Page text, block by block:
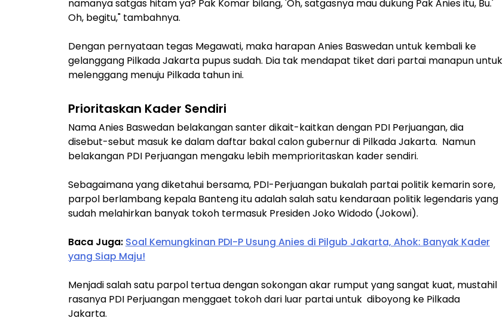
namanya satgas hitam ya? Pak Komar bilang, 'Oh, satgasnya mau dukung Pak Anies itu, Bu.'
Oh, begitu," tambahnya.
Dengan pernyataan tegas Megawati, maka harapan Anies Baswedan untuk kembali ke
gelanggang Pilkada Jakarta pupus sudah. Dia tak mendapat tiket dari partai manapun untuk
melenggang menuju Pilkada tahun ini.
Prioritaskan Kader Sendiri
Nama Anies Baswedan belakangan santer dikait-kaitkan dengan PDI Perjuangan, dia
disebut-sebut masuk ke dalam daftar bakal calon gubernur di Pilkada Jakarta. Namun
belakangan PDI Perjuangan mengaku lebih memprioritaskan kader sendiri.
Sebagaimana yang diketahui bersama, PDI-Perjuangan bukalah partai politik kemarin sore,
parpol berlambang kepala Banteng itu adalah salah satu kendaraan politik legendaris yang
sudah melahirkan banyak tokoh termasuk Presiden Joko Widodo (Jokowi).
Baca Juga: Soal Kemungkinan PDI-P Usung Anies di Pilgub Jakarta, Ahok: Banyak Kader
yang Siap Maju!
Menjadi salah satu parpol tertua dengan sokongan akar rumput yang sangat kuat, mustahil
rasanya PDI Perjuangan menggaet tokoh dari luar partai untuk diboyong ke Pilkada
Jakarta.